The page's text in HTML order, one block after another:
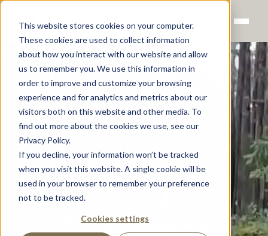
This website stores cookies on your computer.
These cookies are used to collect information
about how you interact with our website and allow
us to remember you. We use this information in
order to improve and customize your browsing
experience and for analytics and metrics about our
visitors both on this website and other media. To
find out more about the cookies we use, see our
Privacy Policy.
If you decline, your information won’t be tracked
when you visit this website. A single cookie will be
used in your browser to remember your preference
not to be tracked.
Cookies settings
Presentamos la